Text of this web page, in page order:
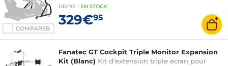
COMPARER
DISPO : EN STOCK
329€95
Fanatec GT Cockpit Triple Monitor Expansion
Kit (Blanc) Kit d'extension triple écran pour